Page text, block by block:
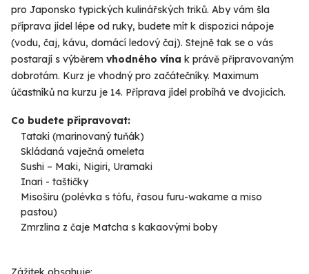
pro Japonsko typických kulinářských triků. Aby vám šla
příprava jídel lépe od ruky, budete mít k dispozici nápoje
(vodu, čaj, kávu, domácí ledový čaj). Stejně tak se o vás
postarají s výběrem vhodného vína k právě připravovaným
dobrotám. Kurz je vhodný pro začátečníky. Maximum
účastníků na kurzu je 14. Příprava jídel probíhá ve dvojicích.
Co budete připravovat:
Tataki (marinovaný tuňák)
Skládaná vaječná omeleta
Sushi – Maki, Nigiri, Uramaki
Inari - taštičky
Misoširu (polévka s tófu, řasou furu-wakame a miso
pastou)
Zmrzlina z čaje Matcha s kakaovými boby